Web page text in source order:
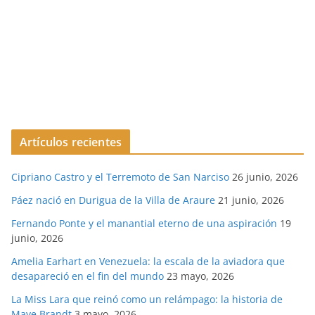
Artículos recientes
Cipriano Castro y el Terremoto de San Narciso 26 junio, 2026
Páez nació en Durigua de la Villa de Araure 21 junio, 2026
Fernando Ponte y el manantial eterno de una aspiración 19
junio, 2026
Amelia Earhart en Venezuela: la escala de la aviadora que
desapareció en el fin del mundo 23 mayo, 2026
La Miss Lara que reinó como un relámpago: la historia de